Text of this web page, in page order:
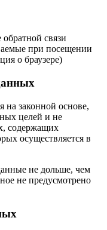
связи
при посещении
о браузере)
на законной основе,
целей и не
содержащих
осуществляется в
не дольше, чем
не предусмотрено